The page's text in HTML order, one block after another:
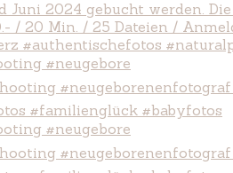
#neugebore
#neugebore